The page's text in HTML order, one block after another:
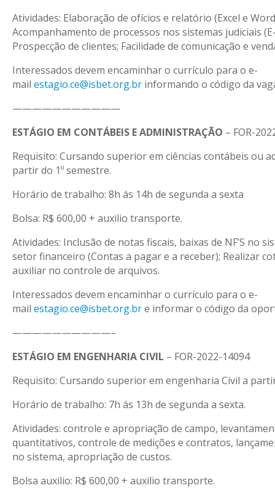
Atividades: Elaboração de ofícios e relatório (Excel e
Acompanhamento de processos nos sistemas judiciais (E-
Prospecção de clientes; Facilidade de comunicação e
Interessados devem encaminhar o currículo para o e-
mail estagio.ce@isbet.org.br informando o código da
———————————
ESTÁGIO EM CONTÁBEIS E ADMINISTRAÇÃO – FOR-
Requisito: Cursando superior em ciências contábeis ou
partir do 1º semestre.
Horário de trabalho: 8h ás 14h de segunda a sexta
Bolsa: R$ 600,00 + auxilio transporte.
Atividades: Inclusão de notas fiscais, baixas de NF’S no
setor financeiro (Contas a pagar e a receber); Realizar
auxiliar no controle de arquivos.
Interessados devem encaminhar o currículo para o e-
mail estagio.ce@isbet.org.bre informar o código da
——————————–
ESTÁGIO EM ENGENHARIA CIVIL – FOR-2022-14094
Requisito: Cursando superior em engenharia Civil a
Horário de trabalho: 7h ás 13h de segunda a sexta.
Atividades: controle e apropriação de campo,
quantitativos, controle de medições e contratos,
no sistema, apropriação de custos.
Bolsa auxilio: R$ 600,00 + auxilio transporte.